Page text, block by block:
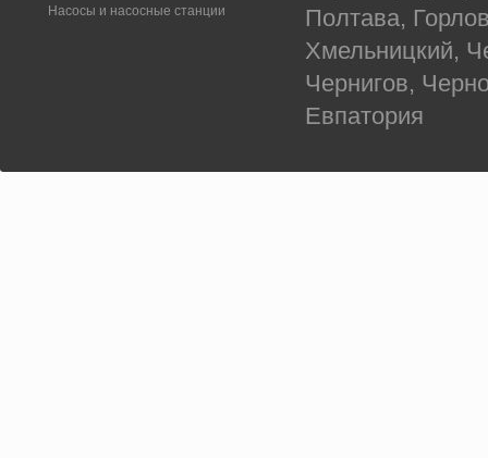
Насосы и насосные станции
Полтава,
Хмельницкий,
Чернигов,
Евпатория